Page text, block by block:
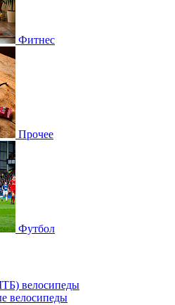
Фитнес
Прочее
Футбол
велосипеды
велосипеды